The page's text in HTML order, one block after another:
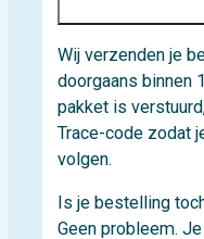
Wij verzenden je
doorgaans binnen
pakket is
Trace-code zodat
volgen.
Is je bestelling
Geen probleem.